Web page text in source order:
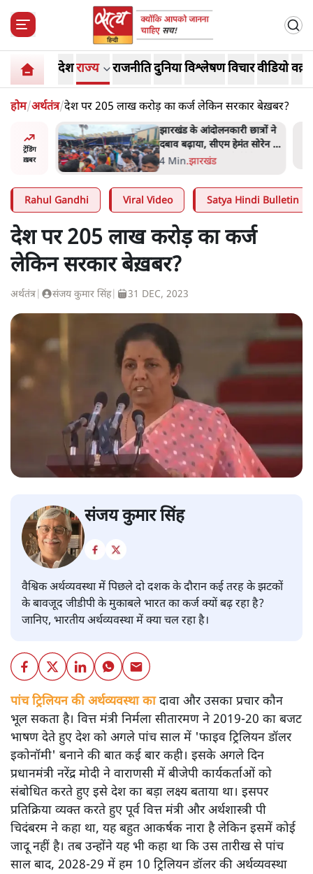
देशराज्य राजनीतिदुनियाविश्लेषणविचारवीडियो
होम/अर्थतंत्र/देश पर 205 लाख करोड़ का कर्ज लेकिन सरकार बेख़बर?
ट्रेंडिंग
ख़बर
अहमद
में बंद
झारखंड के आंदोलनकारी छात्रों ने
दबाव बढ़ाया, सीएम हेमंत सोरेन का
इस्तीफा मांगा, 10 को घेरेंगे
विधानसभा
4 Min.झारखंड
Rahul Gandhi Viral Video Satya Hindi Bulletin
देश पर 205 लाख करोड़ का कर्ज
लेकिन सरकार बेख़बर?
अर्थतंत्र संजय कुमार सिंह| 31 DEC, 2023
संजय कुमार सिंह
वैश्विक अर्थव्यवस्था में पिछले दो दशक के दौरान कई तरह के झटकों
के बावजूद जीडीपी के मुकाबले भारत का कर्ज क्यों बढ़ रहा है?
जानिए, भारतीय अर्थव्यवस्था में क्या चल रहा है।
पांच ट्रिलियन की अर्थव्यवस्था कादावा और उसका प्रचार कौन
भूल सकता है। वित्त मंत्री निर्मला सीतारमण ने 2019-20 का बजट
भाषण देते हुए देश को अगले पांच साल में 'फाइव ट्रिलियन डॉलर
इकोनॉमी' बनाने की बात कई बार कही। इसके अगले दिन
प्रधानमंत्री नरेंद्र मोदी ने वाराणसी में बीजेपी कार्यकर्ताओं को
संबोधित करते हुए इसे देश का बड़ा लक्ष्य बताया था। इसपर
प्रतिक्रिया व्यक्त करते हुए पूर्व वित्त मंत्री और अर्थशास्त्री पी
चिदंबरम ने कहा था, यह बहुत आकर्षक नारा है लेकिन इसमें कोई
जादू नहीं है। तब उन्होंने यह भी कहा था कि उस तारीख से पांच
साल बाद, 2028-29 में हम 10 ट्रिलियन डॉलर की अर्थव्यवस्था